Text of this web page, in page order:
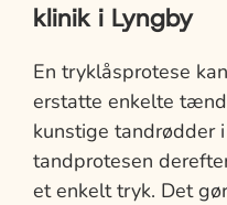
klinik i Lyngby
En tryklåsprotese
erstatte enkelte
kunstige tandrødder
tandprotesen
et enkelt tryk. Det